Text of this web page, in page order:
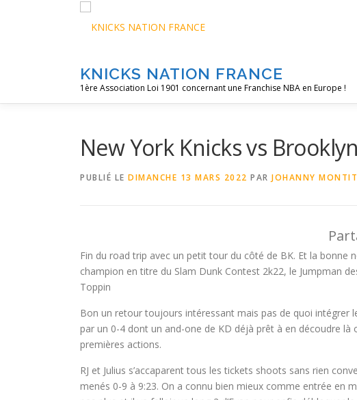
KNICKS NATION FRANCE
1ère Association Loi 1901 concernant une Franchise NBA en Europe !
New York Knicks vs
PUBLIÉ LE DIMANCHE 13 MARS 2022 PAR JOHANNY
Fin du road trip avec un petit tour du côté de BK. Et la
champion en titre du Slam Dunk Contest 2k22, le Jumpman
Toppin
Bon un retour toujours intéressant mais pas de quoi
par un 0-4 dont un and-one de KD déjà prêt à en découdre là
premières actions.
RJ et Julius s’accaparent tous les tickets shoots sans rien
menés 0-9 à 9:23. On a connu bien mieux comme entrée en